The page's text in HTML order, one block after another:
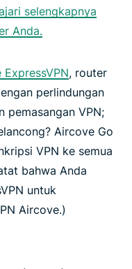
selengkapnya
Anda.
, router
perlindungan
pemasangan VPN;
Aircove Go
VPN ke semua
bahwa Anda
untuk
Aircove.)